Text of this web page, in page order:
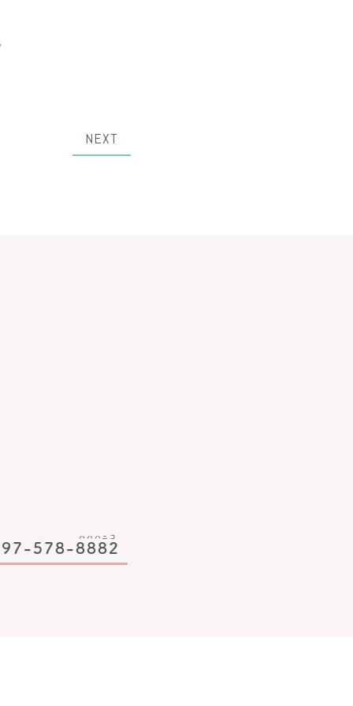
NEXT
578-8882
ハハハニコ